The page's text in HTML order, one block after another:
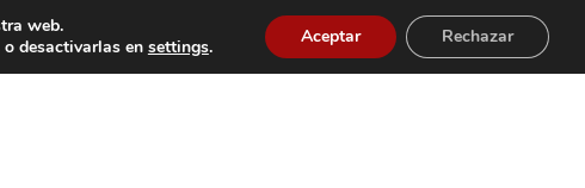
web.
desactivarlas en settings. Aceptar Rechazar